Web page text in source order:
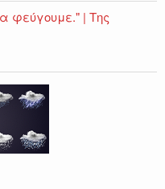
φεύγουμε." | Της